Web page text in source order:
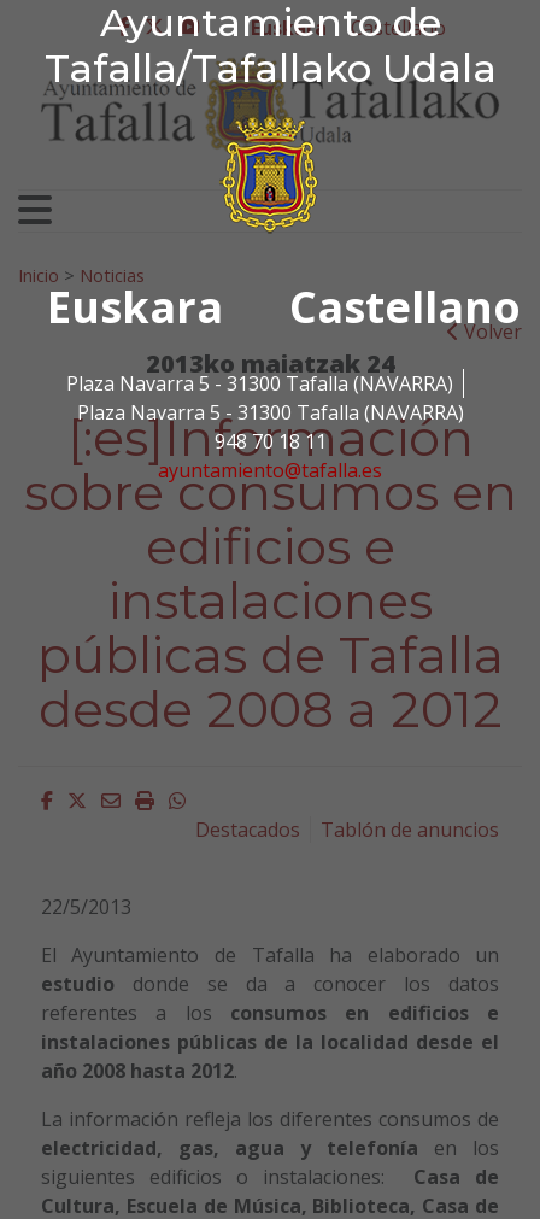
Ayuntamiento de
Tafalla/Tafallako Udala
Euskara Castellano
Plaza Navarra 5 - 31300 Tafalla (NAVARRA)
Plaza Navarra 5 - 31300 Tafalla (NAVARRA)
948 70 18 11
ayuntamiento@tafalla.es
Ir al contenido
Ayuntamiento de
facebook
twitter
youtube
Euskara Castellano
Bilatu:
Inicio > Noticias
Volver
2013ko maiatzak 24
[:es]Información
sobre consumos en
edificios e
instalaciones
públicas de Tafalla
desde 2008 a 2012
Facebook
Twitter
EmailImprimirWhatsapp
Destacados
Tablón de anuncios
22/5/2013
El Ayuntamiento de Tafalla ha elaborado un
estudio donde se da a conocer los datos
referentes a los consumos en edificios e
instalaciones públicas de la localidad desde el
año 2008 hasta 2012.
La información refleja los diferentes consumos de
electricidad, gas, agua y telefonía en los
siguientes edificios o instalaciones: Casa de
Cultura, Escuela de Música, Biblioteca, Casa de